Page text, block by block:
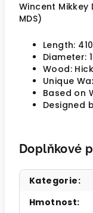
Wincent
MDS)
Length:
Diameter:
Wood:
Unique
Based on
Designed
Doplňkové
Kategorie:
Hmotnost: